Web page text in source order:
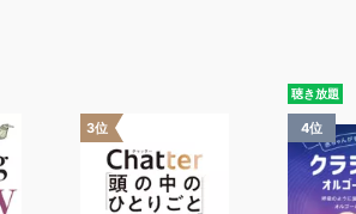
3位
聴き放題
4位